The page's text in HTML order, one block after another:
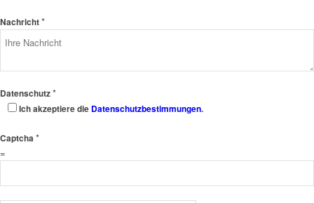
Nachricht*
Datenschutz*
Ich akzeptiere die Datenschutzbestimmungen.
Captcha *
=